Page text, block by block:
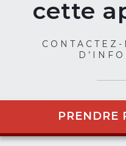
cette
PRENDRE